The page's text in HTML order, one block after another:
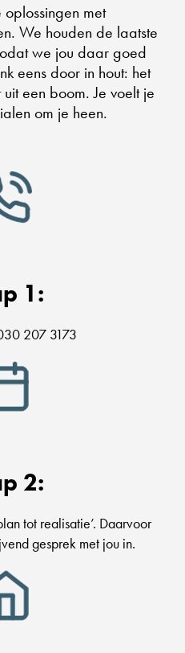
met
We houden de laatste
we jou daar goed
eens door in hout: het
een boom. Je voelt je
om je heen.
1:
207 3173
2:
tot realisatie’. Daarvoor
gesprek met jou in.